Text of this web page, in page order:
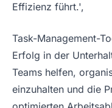
Effizienz führt.',
Task-Management-
Erfolg in der
Teams helfen,
einzuhalten und die